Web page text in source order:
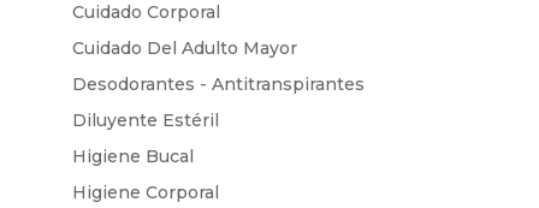
Cuidado Corporal
Cuidado Del Adulto Mayor
Desodorantes - Antitranspirantes
Diluyente Estéril
Higiene Bucal
Higiene Corporal